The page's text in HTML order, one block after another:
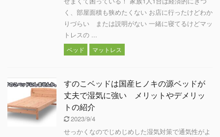
く、部屋面積も狭めたくない お店に行ったけどわか
りづらい または説明がない 一緒に寝てるけどマッ
トレスの ...
ベッド マットレス
すのこベッドは国産ヒノキの源ベッドが
丈夫で湿気に強い メリットやデメリッ
トの紹介
2023/9/4
せっかくなのでじめじめした湿気対策で通気性がよ